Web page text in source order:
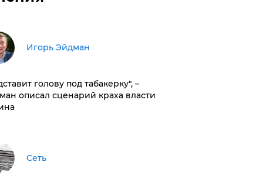
Игорь Эйдман
голову под табакерку", –
описал сценарий краха власти
Сеть